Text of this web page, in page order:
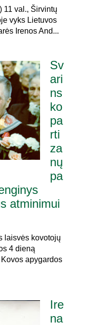
11 val., Širvintų
vyks Lietuvos
Irenos And...
Sv
ari
ns
ko
pa
rti
za
nų
pa
atminimui
laisvės kovotojų
4 dieną
apygardos
Ire
na